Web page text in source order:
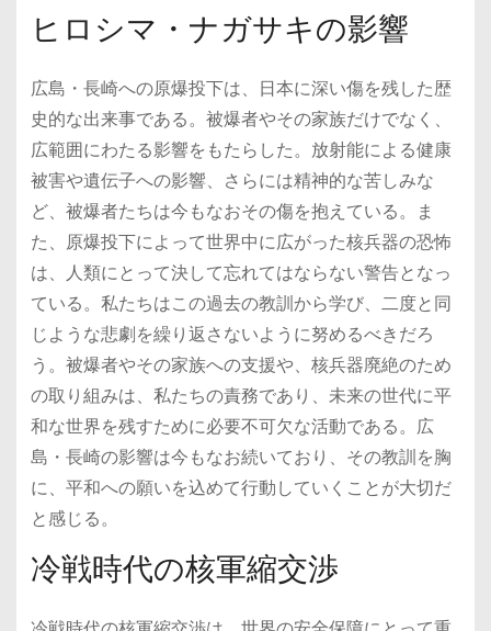
ヒロシマ・ナガサキの影響
広島・長崎への原爆投下は、日本に深い傷を残した歴
史的な出来事である。被爆者やその家族だけでなく、
広範囲にわたる影響をもたらした。放射能による健康
被害や遺伝子への影響、さらには精神的な苦しみな
ど、被爆者たちは今もなおその傷を抱えている。ま
た、原爆投下によって世界中に広がった核兵器の恐怖
は、人類にとって決して忘れてはならない警告となっ
ている。私たちはこの過去の教訓から学び、二度と同
じような悲劇を繰り返さないように努めるべきだろ
う。被爆者やその家族への支援や、核兵器廃絶のため
の取り組みは、私たちの責務であり、未来の世代に平
和な世界を残すために必要不可欠な活動である。広
島・長崎の影響は今もなお続いており、その教訓を胸
に、平和への願いを込めて行動していくことが大切だ
と感じる。
冷戦時代の核軍縮交渉